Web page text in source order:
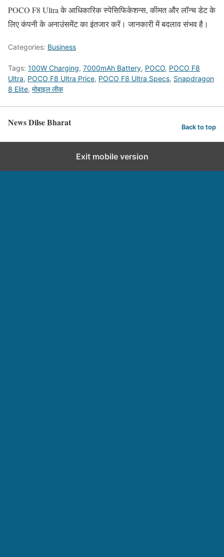
POCO F8 Ultra के आधिकारिक स्पेसिफिकेशन्स, कीमत और लॉन्च डेट के
लिए कंपनी के अनाउंसमेंट का इंतजार करें। जानकारी में बदलाव संभव है।
Categories: Business
Tags: 100W Charging, 7000mAh Battery, POCO, POCO F8
Ultra, POCO F8 Ultra Price, POCO F8 Ultra Specs, Snapdragon
8 Elite, मोबाइल लीक
News Dilse Bharat Back to top
Exit mobile version